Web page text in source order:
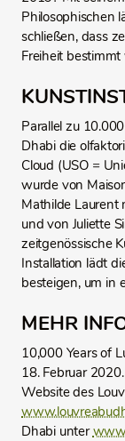
Philosophischen
schließen, dass
Freiheit bestimmt
Parallel zu
Dhabi die
Cloud (USO =
wurde von
Mathilde Laurent
und von Juliette
zeitgenössische
Installation lädt
besteigen, um in
MEHR
10,000 Years of
18. Februar
Website des
Dhabi unter